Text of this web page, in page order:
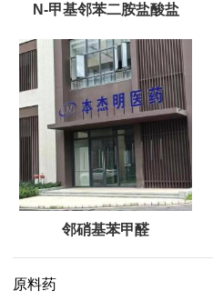
N-甲基邻苯二胺盐酸盐
邻硝基苯甲醛
原料药